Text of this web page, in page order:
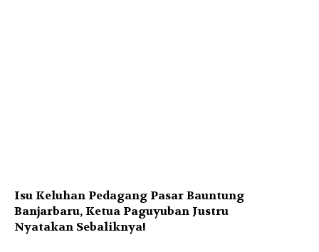
Isu Keluhan Pedagang Pasar Bauntung
Banjarbaru, Ketua Paguyuban Justru
Nyatakan Sebaliknya!